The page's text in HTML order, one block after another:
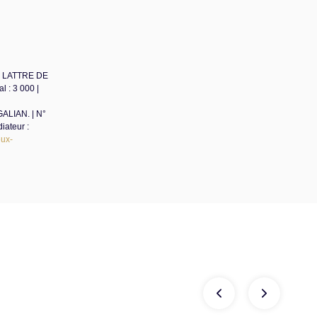
DE
: 3 000 |
| N°
: